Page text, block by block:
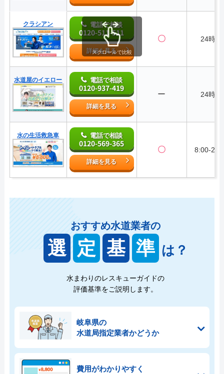
クラシアン 電話で相談
0120-511-511
詳細を見る
〇 24時間
水道屋のイエロー 電話で相談
0120-937-419
詳細を見る
ー 24時間
水の生活救急車 電話で相談
0120-569-365
詳細を見る
〇 8:00-
スクロールで比較
おすすめ水道業者の
選 定 基 準 は？
水まわりのレスキューガイドの
評価基準をご説明します。
岐阜県の
水道局指定業者かどうか
費用がわかりやすく